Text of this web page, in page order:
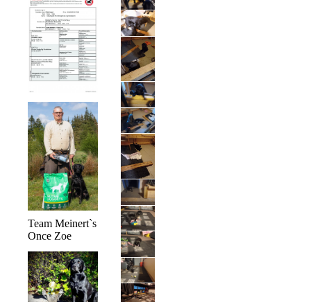
Team Meinert`s
Once Zoe